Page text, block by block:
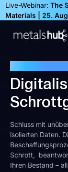
Live-Webinar: The
Materials | 25.
Schluss mit
isolierten Daten.
Schrott,
Ihren Bestand –